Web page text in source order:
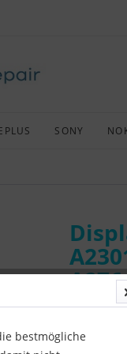
SONY
Pro
Art:
bestmögliche